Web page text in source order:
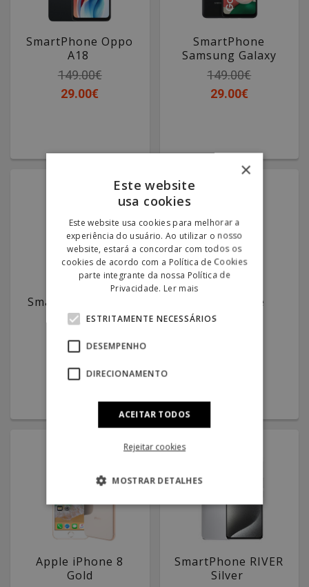
SmartPhone Oppo
A18
149.00€
29.00€
SmartPhone
Samsung Galaxy
A22
149.00€
29.00€
SmartPhone River
Android
29.00€
SmartPhone
River Gold
Apple iPhone 8
Gold
SmartPhone RIVER
Silver
×
Este website
usa cookies
Este website usa cookies para melhorar a
experiência do usuário. Ao utilizar o nosso
website, estará a concordar com todos os
cookies de acordo com a Política de Cookies
parte integrante da nossa Política de
Privacidade. Ler mais
ESTRITAMENTE NECESSÁRIOS
DESEMPENHO
DIRECIONAMENTO
ACEITAR TODOS
Rejeitar cookies
MOSTRAR DETALHES